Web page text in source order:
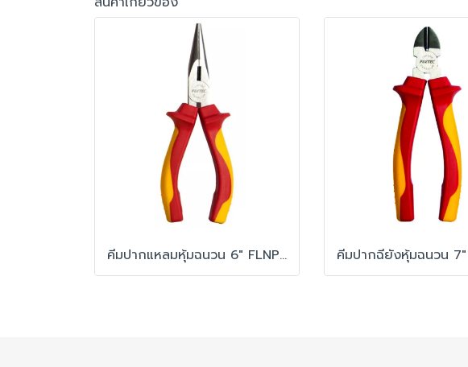
คีมปากแหลมหุ้มฉนวน 6" FLNP206